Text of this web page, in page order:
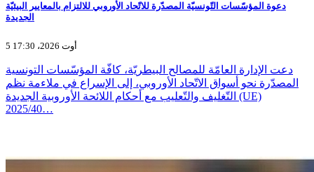
دعوة المؤسّسات التّونسيّة المصدّرة للاتّحاد الأوروبي للالتزام بالمعايير البيئيّة
الجديدة
5 أوت 2026، 17:30
دعت الإدارة العامّة للمصالح البيطريّة، كافّة المؤسّسات التونسية
المصدّرة نحو أسواق الاتّحاد الأوروبي، إلى الإسراع في ملاءمة نظم
التّغليف والتّعليب مع أحكام اللائحة الأوروبية الجديدة (UE)
2025/40…